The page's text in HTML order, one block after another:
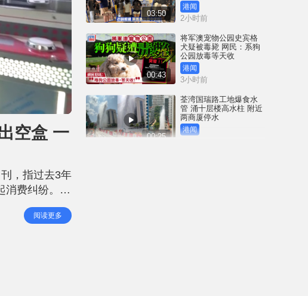
空盒 一
，指过去3年
消费纠纷。有
仔争议案例
公仔手工
阅读更多
03:50
港闻
2小时前
00:43
将军澳宠物公园史宾格
犬疑被毒毙 网民：系狗
公园放毒等天收
港闻
3小时前
00:25
荃湾国瑞路工地爆食水
管 涌十层楼高水柱 附近
两商厦停水
港闻